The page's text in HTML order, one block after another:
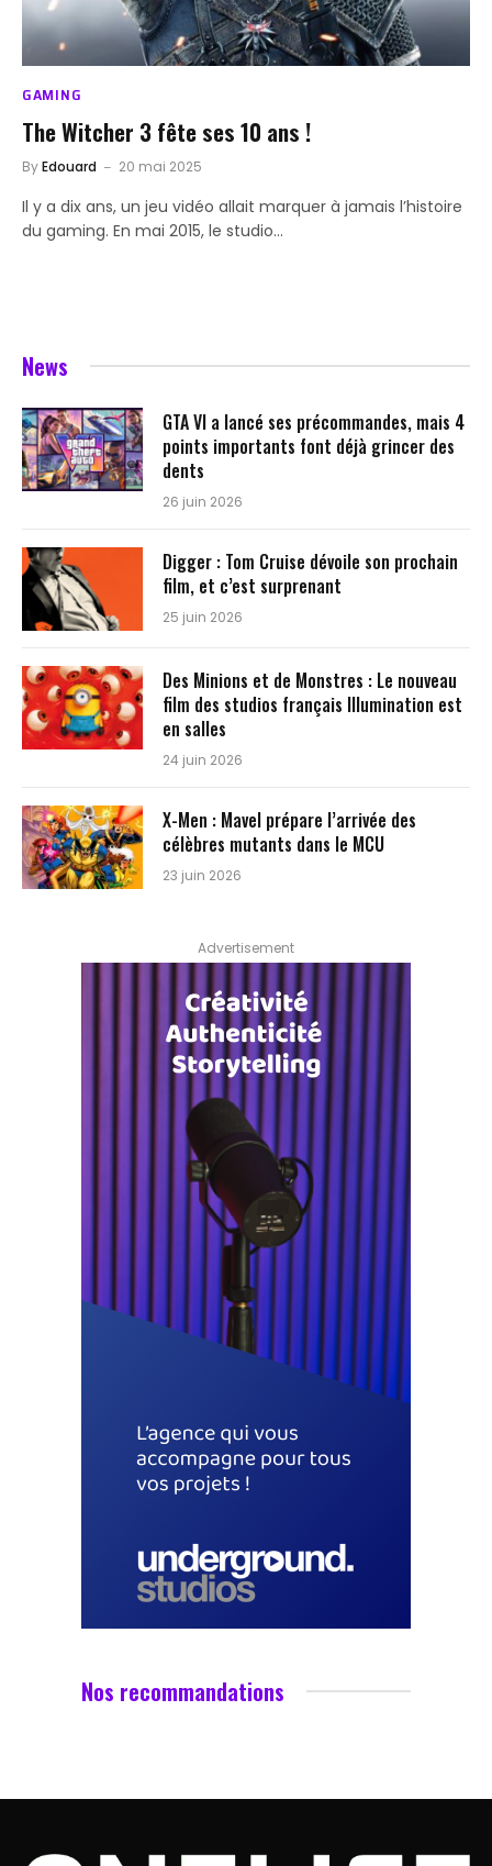
GAMING
The Witcher 3 fête ses 10 ans !
ByEdouard 20 mai 2025
Il y a dix ans, un jeu vidéo allait marquer à jamais l’histoire
du gaming. En mai 2015, le studio…
News
GTA VI a lancé ses précommandes, mais 4
points importants font déjà grincer des
dents
26 juin 2026
Digger : Tom Cruise dévoile son prochain
film, et c’est surprenant
25 juin 2026
Des Minions et de Monstres : Le nouveau
film des studios français Illumination est
en salles
24 juin 2026
X-Men : Mavel prépare l’arrivée des
célèbres mutants dans le MCU
23 juin 2026
Advertisement
Nos recommandations